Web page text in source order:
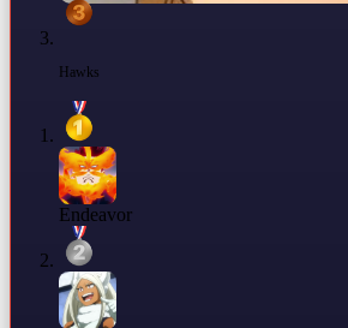
Hawks
Endeavor